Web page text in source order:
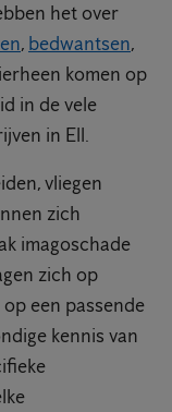
het over
, bedwantsen,
komen op
in de vele
in Ell.
vliegen
zich
imagoschade
zich op
een passende
kennis van